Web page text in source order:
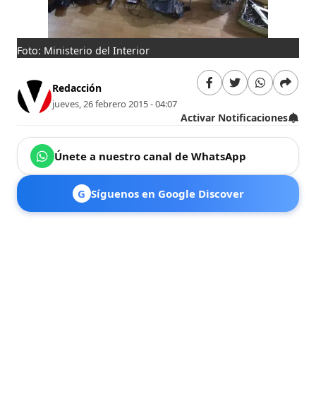
Foto: Ministerio del Interior
Redacción
jueves, 26 febrero 2015 - 04:07
Activar Notificaciones
Únete a nuestro canal de WhatsApp
G Síguenos en Google Discover